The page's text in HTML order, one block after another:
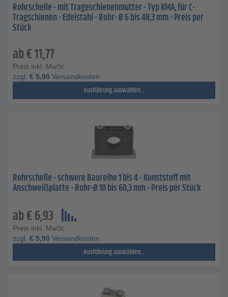
Rohrschelle - mit Trageschienenmutter - Typ KMA, für C-
Tragschienen - Edelstahl - Rohr- Ø 6 bis 48,3 mm - Preis per
Stück
ab€11,77
Preis inkl. MwSt.
zzgl. € 5,90 Versandkosten
Ausführung auswählen...
Rohrschelle - schwere Baureihe 1 bis 4 - Kunststoff mit
Anschweißplatte - Rohr-Ø 10 bis 60,3 mm - Preis per Stück
ab€6,93
Preis inkl. MwSt.
zzgl. € 5,90 Versandkosten
Ausführung auswählen...